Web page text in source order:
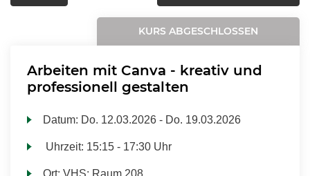
KURS ABGESCHLOSSEN
Arbeiten mit Canva - kreativ und
professionell gestalten
Datum: Do. 12.03.2026 - Do. 19.03.2026
Uhrzeit: 15:15 - 17:30 Uhr
Ort:VHS; Raum 208